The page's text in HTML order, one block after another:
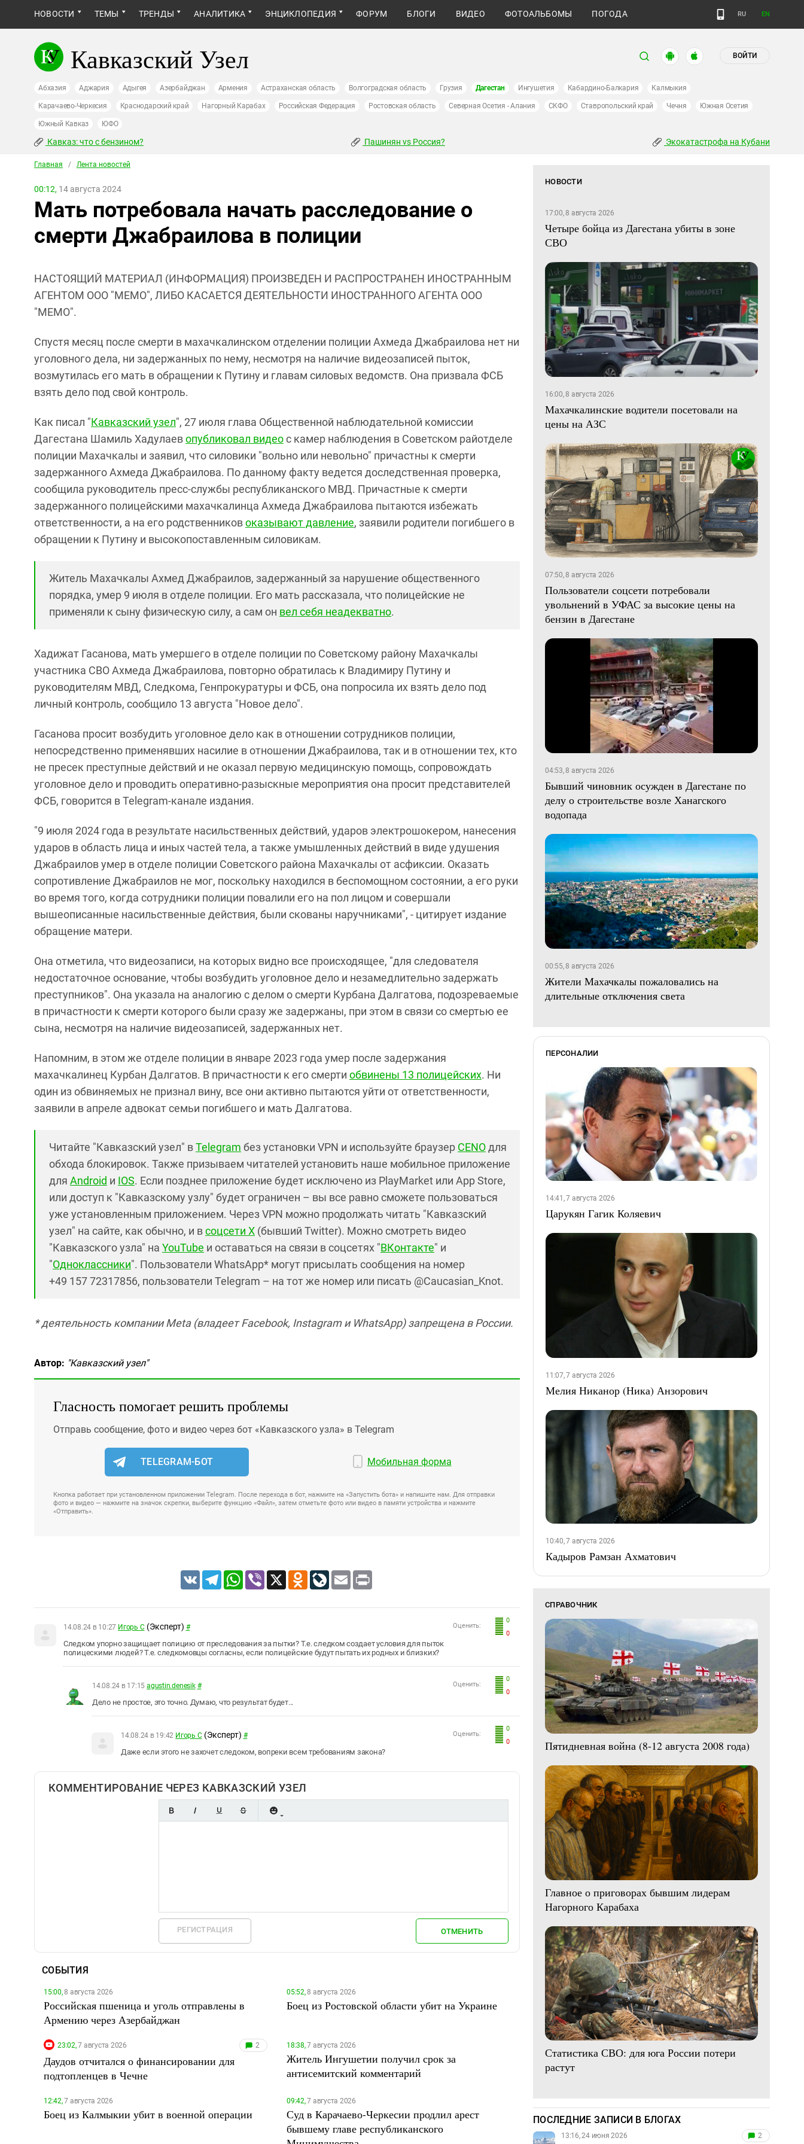
НОВОСТИ ТЕМЫ ТРЕНДЫ АНАЛИТИКА ЭНЦИКЛОПЕДИЯ ФОРУМ БЛОГИ ВИДЕО ФОТОАЛЬБОМЫ ПОГОДА RU EN
Кавказский Узел ВОЙТИ
Абхазия Аджария Адыгея Азербайджан Армения Астраханская область Волгоградская область Грузия Дагестан Ингушетия Кабардино-Балкария Калмыкия
Карачаево-Черкесия Краснодарский край Нагорный Карабах Российская Федерация Ростовская область Северная Осетия - Алания СКФО Ставропольский край Чечня Южная Осетия
Южный Кавказ ЮФО
Кавказ: что с бензином? Пашинян vs Россия? Экокатастрофа на Кубани
Главная / Лента новостей
00:12, 14 августа 2024
Мать потребовала начать расследование о
смерти Джабраилова в полиции
НАСТОЯЩИЙ МАТЕРИАЛ (ИНФОРМАЦИЯ) ПРОИЗВЕДЕН И РАСПРОСТРАНЕН ИНОСТРАННЫМ
АГЕНТОМ ООО "МЕМО", ЛИБО КАСАЕТСЯ ДЕЯТЕЛЬНОСТИ ИНОСТРАННОГО АГЕНТА ООО
"МЕМО".
Спустя месяц после смерти в махачкалинском отделении полиции Ахмеда Джабраилова нет ни
уголовного дела, ни задержанных по нему, несмотря на наличие видеозаписей пыток,
возмутилась его мать в обращении к Путину и главам силовых ведомств. Она призвала ФСБ
взять дело под свой контроль.
Как писал "Кавказский узел", 27 июля глава Общественной наблюдательной комиссии
Дагестана Шамиль Хадулаевопубликовал видеос камер наблюдения в Советском райотделе
полиции Махачкалы и заявил, что силовики "вольно или невольно" причастны к смерти
задержанного Ахмеда Джабраилова. По данному факту ведется доследственная проверка,
сообщила руководитель пресс-службы республиканского МВД. Причастные к смерти
задержанного полицейскими махачкалинца Ахмеда Джабраилова пытаются избежать
ответственности, а на его родственниковоказывают давление, заявили родители погибшего в
обращении к Путину и высокопоставленным силовикам.
Житель Махачкалы Ахмед Джабраилов, задержанный за нарушение общественного
порядка, умер 9 июля в отделе полиции. Его мать рассказала, что полицейские не
применяли к сыну физическую силу, а сам он вел себя неадекватно.
Хадижат Гасанова, мать умершего в отделе полиции по Советскому району Махачкалы
участника СВО Ахмеда Джабраилова, повторно обратилась к Владимиру Путину и
руководителям МВД, Следкома, Генпрокуратуры и ФСБ, она попросила их взять дело под
личный контроль, сообщило 13 августа "Новое дело".
Гасанова просит возбудить уголовное дело как в отношении сотрудников полиции,
непосредственно применявших насилие в отношении Джабраилова, так и в отношении тех, кто
не пресек преступные действий и не оказал первую медицинскую помощь, сопровождать
уголовное дело и проводить оперативно-разыскные мероприятия она просит представителей
ФСБ, говорится в Telegram-канале издания.
"9 июля 2024 года в результате насильственных действий, ударов электрошокером, нанесения
ударов в область лица и иных частей тела, а также умышленных действий в виде удушения
Джабраилов умер в отделе полиции Советского района Махачкалы от асфиксии. Оказать
сопротивление Джабраилов не мог, поскольку находился в беспомощном состоянии, а его руки
во время того, когда сотрудники полиции повалили его на пол лицом и совершали
вышеописанные насильственные действия, были скованы наручниками", - цитирует издание
обращение матери.
Она отметила, что видеозаписи, на которых видно все происходящее, "для следователя
недостаточное основание, чтобы возбудить уголовное дело и незамедлительно задержать
преступников". Она указала на аналогию с делом о смерти Курбана Далгатова, подозреваемые
в причастности к смерти которого были сразу же задержаны, при этом в связи со смертью ее
сына, несмотря на наличие видеозаписей, задержанных нет.
Напомним, в этом же отделе полиции в январе 2023 года умер после задержания
махачкалинец Курбан Далгатов. В причастности к его смерти обвинены 13 полицейских. Ни
один из обвиняемых не признал вину, все они активно пытаются уйти от ответственности,
заявили в апреле адвокат семьи погибшего и мать Далгатова.
Читайте "Кавказский узел" вTelegram без установки VPN и используйте браузер CENOдля
обхода блокировок. Также призываем читателей установить наше мобильное приложение
для Android и IOS. Если позднее приложение будет исключено из PlayMarket или App Store,
или доступ к "Кавказскому узлу" будет ограничен – вы все равно сможете пользоваться
уже установленным приложением. Через VPN можно продолжать читать "Кавказский
узел" на сайте, как обычно, и всоцсети X (бывший Twitter). Можно смотреть видео
"Кавказского узла" на YouTube и оставаться на связи в соцсетях "ВКонтакте" и
"Одноклассники". Пользователи WhatsApp* могут присылать сообщения на номер
+49 157 72317856, пользователи Telegram – на тот же номер или писать @Caucasian_Knot.
* деятельность компании Meta (владеет Facebook, Instagram и WhatsApp) запрещена в России.
Автор: "Кавказский узел"
Гласность помогает решить проблемы
Отправь сообщение, фото и видео через бот «Кавказского узла» в Telegram
TELEGRAM-БОТ Мобильная форма
Кнопка работает при установленном приложении Telegram. После перехода в бот, нажмите на «Запустить бота» и напишите нам. Для отправки
фото и видео — нажмите на значок скрепки, выберите функцию «Файл», затем отметьте фото или видео в памяти устройства и нажмите
«Отправить».
VK TelegramWhatsApp
Viber X Odnoklassniki
LiveJournal
Email
0
0
Оценить:
14.08.24 в 10:27 Игорь С (Эксперт) #
Следком упорно защищает полицию от преследования за пытки? Т.е. следком создает условия для пыток
полицескими людей? Т.е. следкомовцы согласны, если полицейские будут пытать их родных и близких?
0
0
Оценить:
14.08.24 в 17:15 agustin.denesik #
Дело не простое, это точно. Думаю, что результат будет...
0
0
Оценить:
14.08.24 в 19:42 Игорь С (Эксперт) #
Даже если этого не захочет следоком, вопреки всем требованиям закона?
КОММЕНТИРОВАНИЕ ЧЕРЕЗ КАВКАЗСКИЙ УЗЕЛ
РЕГИСТРАЦИЯ ОТМЕНИТЬ
СОБЫТИЯ
15:00,8 августа 2026
Российская пшеница и уголь отправлены в
Армению через Азербайджан
05:52,8 августа 2026
Боец из Ростовской области убит на Украине
23:02,7 августа 2026 2
Даудов отчитался о финансировании для
подтопленцев в Чечне
18:38,7 августа 2026
Житель Ингушетии получил срок за
антисемитский комментарий
12:42,7 августа 2026
Боец из Калмыкии убит в военной операции
09:42,7 августа 2026
Суд в Карачаево-Черкесии продлил арест
бывшему главе республиканского
НОВОСТИ
17:00, 8 августа 2026
Четыре бойца из Дагестана убиты в зоне
СВО
16:00, 8 августа 2026
Махачкалинские водители посетовали на
цены на АЗС
07:50, 8 августа 2026
Пользователи соцсети потребовали
увольнений в УФАС за высокие цены на
бензин в Дагестане
04:53, 8 августа 2026
Бывший чиновник осужден в Дагестане по
делу о строительстве возле Ханагского
водопада
00:55, 8 августа 2026
Жители Махачкалы пожаловались на
длительные отключения света
ПЕРСОНАЛИИ
14:41, 7 августа 2026
Царукян Гагик Коляевич
11:07, 7 августа 2026
Мелия Никанор (Ника) Анзорович
10:40, 7 августа 2026
Кадыров Рамзан Ахматович
СПРАВОЧНИК
Пятидневная война (8-12 августа 2008 года)
Главное о приговорах бывшим лидерам
Нагорного Карабаха
Статистика СВО: для юга России потери
растут
ПОСЛЕДНИЕ ЗАПИСИ В БЛОГАХ
13:16, 24 июня 2026 2